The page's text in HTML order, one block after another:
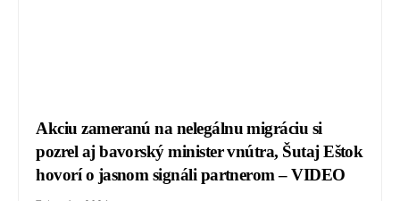
Akciu zameranú na nelegálnu migráciu si
pozrel aj bavorský minister vnútra, Šutaj Eštok
hovorí o jasnom signáli partnerom – VIDEO